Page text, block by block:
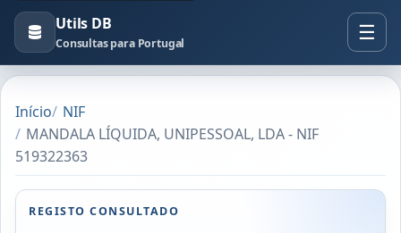
Utils DB
Consultas para Portugal
Início
NIF
MANDALA LÍQUIDA, UNIPESSOAL, LDA - NIF
519322363
REGISTO CONSULTADO